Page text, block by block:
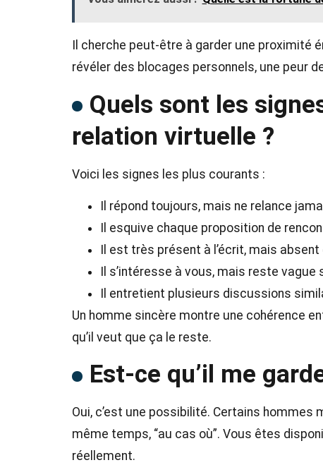
Il cherche peut-être à garder une
révéler des blocages personnels, une peur
Quels sont les
relation virtuelle ?
Voici les signes les plus courants :
Il répond toujours, mais ne relance
Il esquive chaque proposition de
Il est très présent à l’écrit, mais
Il s’intéresse à vous, mais reste vague
Il entretient plusieurs discussions
Un homme sincère montre une cohérence
qu’il veut que ça le reste.
Est-ce qu’il me
Oui, c’est une possibilité. Certains
même temps, “au cas où”. Vous êtes
réellement.